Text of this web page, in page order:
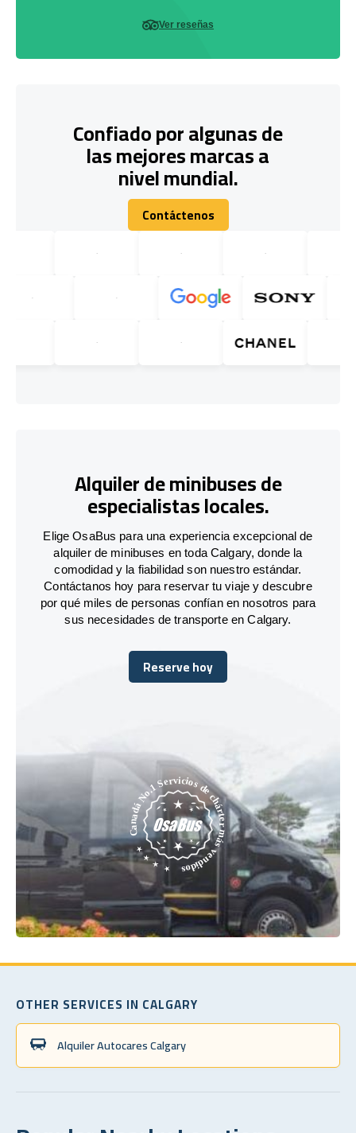
Ver reseñas
Confiado por algunas de
las mejores marcas a
nivel mundial.
Contáctenos
Contáctenos
Alquiler de minibuses de
especialistas locales.
Elige OsaBus para una experiencia excepcional de
alquiler de minibuses en toda Calgary, donde la
comodidad y la fiabilidad son nuestro estándar.
Contáctanos hoy para reservar tu viaje y descubre
por qué miles de personas confían en nosotros para
sus necesidades de transporte en Calgary.
Reserve hoy
Reserve hoy
OTHER SERVICES IN CALGARY
Alquiler Autocares Calgary